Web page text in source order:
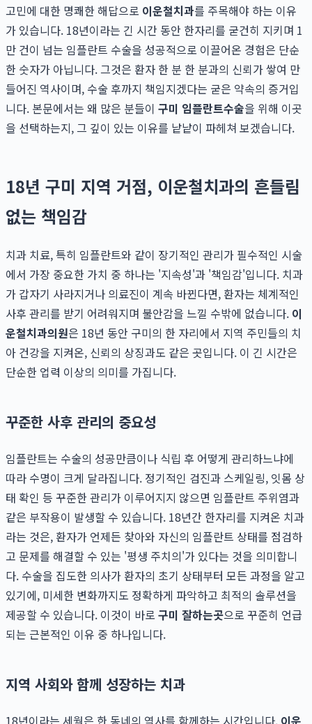
고민에 대한 명쾌한 해답으로 이운철치과를 주목해야 하는 이유
가 있습니다. 18년이라는 긴 시간 동안 한자리를 굳건히 지키며 1
만 건이 넘는 임플란트 수술을 성공적으로 이끌어온 경험은 단순
한 숫자가 아닙니다. 그것은 환자 한 분 한 분과의 신뢰가 쌓여 만
들어진 역사이며, 수술 후까지 책임지겠다는 굳은 약속의 증거입
니다. 본문에서는 왜 많은 분들이 구미 임플란트수술을 위해 이곳
을 선택하는지, 그 깊이 있는 이유를 낱낱이 파헤쳐 보겠습니다.
18년 구미 지역 거점, 이운철치과의 흔들림
없는 책임감
치과 치료, 특히 임플란트와 같이 장기적인 관리가 필수적인 시술
에서 가장 중요한 가치 중 하나는 '지속성'과 '책임감'입니다. 치과
가 갑자기 사라지거나 의료진이 계속 바뀐다면, 환자는 체계적인
사후 관리를 받기 어려워지며 불안감을 느낄 수밖에 없습니다. 이
운철치과의원은 18년 동안 구미의 한 자리에서 지역 주민들의 치
아 건강을 지켜온, 신뢰의 상징과도 같은 곳입니다. 이 긴 시간은
단순한 업력 이상의 의미를 가집니다.
꾸준한 사후 관리의 중요성
임플란트는 수술의 성공만큼이나 식립 후 어떻게 관리하느냐에
따라 수명이 크게 달라집니다. 정기적인 검진과 스케일링, 잇몸 상
태 확인 등 꾸준한 관리가 이루어지지 않으면 임플란트 주위염과
같은 부작용이 발생할 수 있습니다. 18년간 한자리를 지켜온 치과
라는 것은, 환자가 언제든 찾아와 자신의 임플란트 상태를 점검하
고 문제를 해결할 수 있는 '평생 주치의'가 있다는 것을 의미합니
다. 수술을 집도한 의사가 환자의 초기 상태부터 모든 과정을 알고
있기에, 미세한 변화까지도 정확하게 파악하고 최적의 솔루션을
제공할 수 있습니다. 이것이 바로 구미 잘하는곳으로 꾸준히 언급
되는 근본적인 이유 중 하나입니다.
지역 사회와 함께 성장하는 치과
18년이라는 세월은 한 동네의 역사를 함께하는 시간입니다. 이운